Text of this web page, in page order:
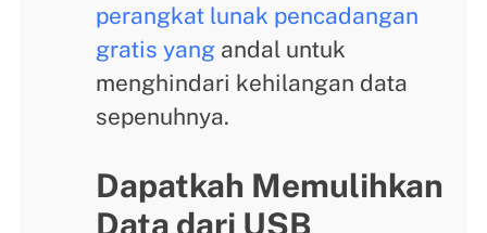
perangkat lunak pencadangan
gratis yang andal untuk
menghindari kehilangan data
sepenuhnya.
Dapatkah Memulihkan
Data dari USB